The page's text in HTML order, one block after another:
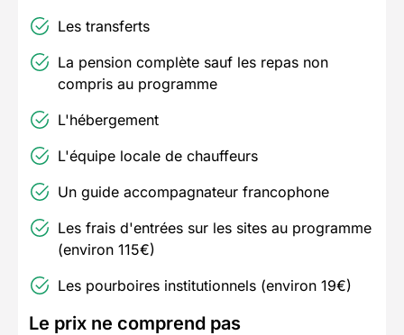
Les transferts
La pension complète sauf les repas non
compris au programme
L'hébergement
L'équipe locale de chauffeurs
Un guide accompagnateur francophone
Les frais d'entrées sur les sites au programme
(environ 115€)
Les pourboires institutionnels (environ 19€)
Le prix ne comprend pas